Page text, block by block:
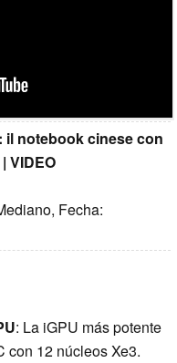
il notebook cinese con
VIDEO
Fecha:
: La iGPU más potente
con 12 núcleos Xe3.